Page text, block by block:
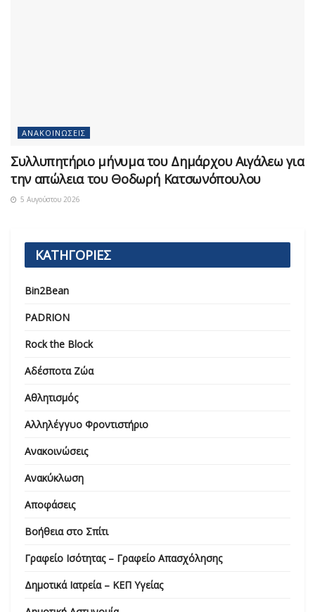
ΑΝΑΚΟΙΝΏΣΕΙΣ
Συλλυπητήριο μήνυμα του Δημάρχου Αιγάλεω για
την απώλεια του Θοδωρή Κατσωνόπουλου
5 Αυγούστου 2026
ΚΑΤΗΓΟΡΙΕΣ
Bin2Bean
PADRION
Rock the Block
Αδέσποτα Ζώα
Αθλητισμός
Αλληλέγγυο Φροντιστήριο
Ανακοινώσεις
Ανακύκλωση
Αποφάσεις
Βοήθεια στο Σπίτι
Γραφείο Ισότητας – Γραφείο Απασχόλησης
Δημοτικά Ιατρεία – ΚΕΠ Υγείας